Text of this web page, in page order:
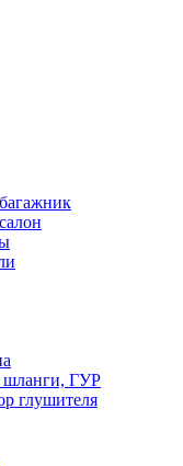
шланги, ГУР
глушителя